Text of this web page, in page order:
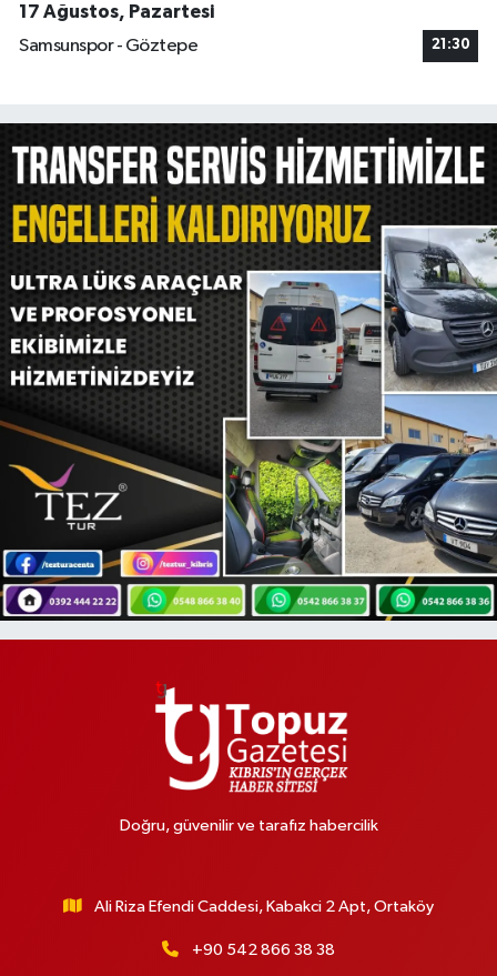
17 Ağustos, Pazartesi
Samsunspor - Göztepe
21:30
Doğru, güvenilir ve tarafız habercilik
Ali Riza Efendi Caddesi, Kabakci 2 Apt, Ortaköy
+90 542 866 38 38